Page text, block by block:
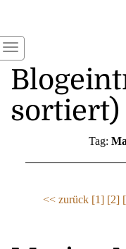
sortiert)
Tag:
<< zurück [1] [2]